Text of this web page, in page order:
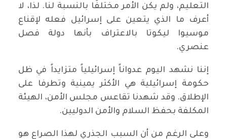
التعليم، ولم يكن الأمر مختلفًا بالنسبة لنا. لذا، لا
أعرف ما الذي يتعين على إسرائيل فعله لإقناع
موسيوا ليكوتا بالاعتراف بأنها دولة فصل
عنصري.
إننا نشهد اليوم عدواناً إسرائيلياً متزايداً في ظل
حكومة إسرائيلية هي الأكثر يمينية وتطرفا على
الإطلاق. وقد شهدنا تقاعس مجلس الأمن، الهيئة
المكلفة بحفظ السلام والأمن الدوليين.
وعلى الرغم من أن السبب الجذري لهذا الصراع هو